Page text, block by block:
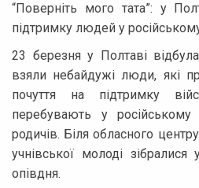
“Поверніть мого тата”: у
підтримку людей у
23 березня у Полтаві
взяли небайдужі люди, які
почуття на підтримку
перебувають у
родичів. Біля обласного
учнівської молоді зібралися
опівдня.